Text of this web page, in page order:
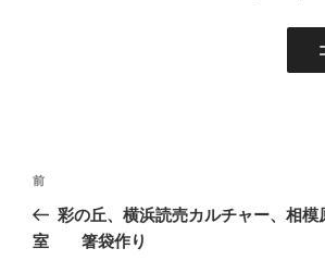
投
ナ
前
の
投
前
彩の丘、横浜読売カルチャー、相模
室 箸袋作り